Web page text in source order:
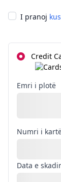
I pranoj
Credit
Emri i plotë
Numri i
Data e